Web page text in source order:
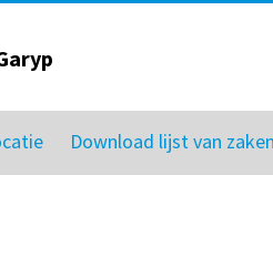
Download lijst van